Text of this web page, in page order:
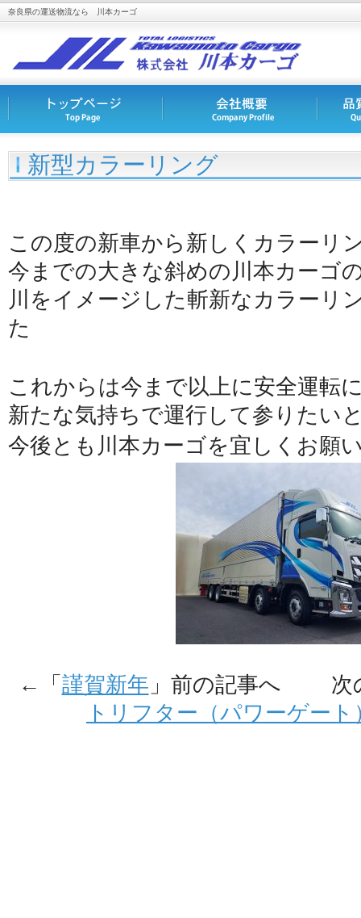
奈良県の運送物流なら 川本カーゴ
新型カラーリング
この度の新車から新しくカラーリ
今までの大きな斜めの川本カーゴ
川をイメージした斬新なカラーリ
た
これからは今まで以上に安全運転
新たな気持ちで運行して参りたい
今後とも川本カーゴを宜しくお願
←「 謹賀新年 」前の記事へ 次
トリフター（パワーゲート